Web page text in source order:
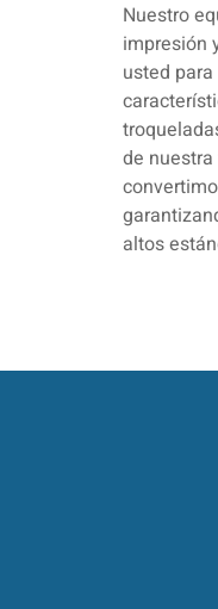
Nuestro
impresión
usted
de
altos